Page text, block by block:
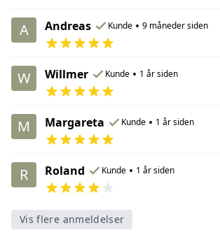
A Andreas Kunde • 9 måneder siden
W Willmer Kunde • 1 år siden
M Margareta Kunde • 1 år siden
R Roland Kunde • 1 år siden
Vis flere anmeldelser